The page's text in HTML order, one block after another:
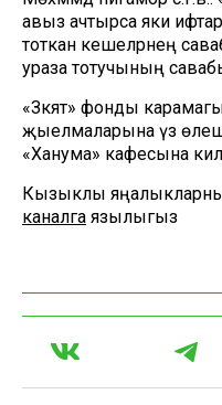
авыз ачтырса яки
тоткан кешеләрнең
ураза тотучының савабы
«Зәкят» фонды
җыелмаларына үз
«Ханума» кафесына
Кызыклы яңалыкларны
каналга язылыгыз